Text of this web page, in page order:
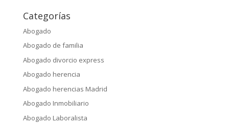
Categorías
Abogado
Abogado de familia
Abogado divorcio express
Abogado herencia
Abogado herencias Madrid
Abogado Inmobiliario
Abogado Laboralista